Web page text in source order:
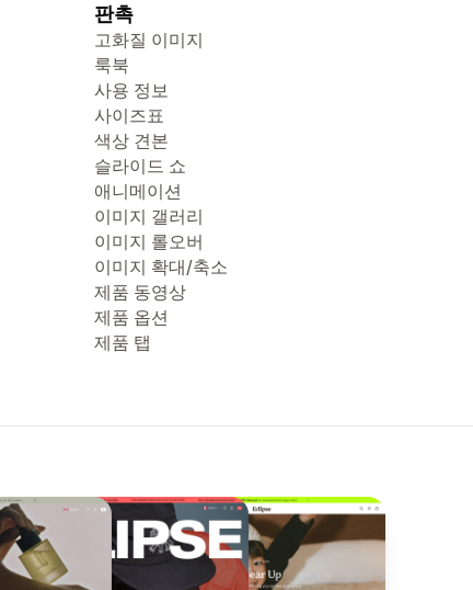
판촉
고화질 이미지
룩북
사용 정보
사이즈표
색상 견본
슬라이드 쇼
애니메이션
이미지 갤러리
이미지 롤오버
이미지 확대/축소
제품 동영상
제품 옵션
제품 탭